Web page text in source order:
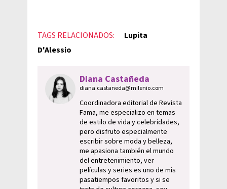
TAGS RELACIONADOS:
Lupita
D'Alessio
Diana Castañeda
diana.castaneda@milenio.com
Coordinadora editorial de Revista
Fama, me especializo en temas
de estilo de vida y celebridades,
pero disfruto especialmente
escribir sobre moda y belleza,
me apasiona también el mundo
del entretenimiento, ver
películas y series es uno de mis
pasatiempos favoritos y si se